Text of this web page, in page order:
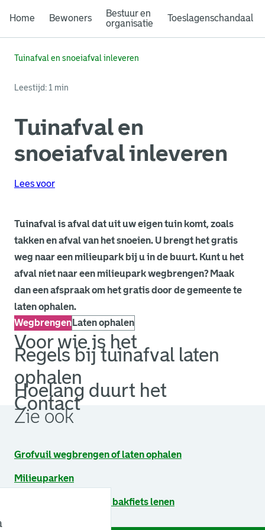
Home Bewoners
Bestuur en
organisatie
Toeslagenschandaal
Tuinafval en snoeiafval inleveren
Leestijd: 1 min
Tuinafval en
snoeiafval inleveren
Lees voor
Tuinafval is afval dat uit uw eigen tuin komt, zoals
takken en afval van het snoeien. U brengt het gratis
weg naar een milieupark bij u in de buurt. Kunt u het
afval niet naar een milieupark wegbrengen? Maak
dan een afspraak om het gratis door de gemeente te
laten ophalen.
Wegbrengen Laten ophalen
Voor wie is het
Regels bij tuinafval laten
ophalen
Hoelang duurt het
Contact
Zie ook
Grofvuil wegbrengen of laten ophalen
Milieuparken
Een aanhangwagen of bakfiets lenen